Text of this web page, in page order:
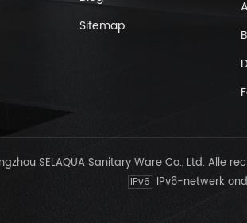
Sitemap
SELAQUA Sanitary Ware Co., Ltd. Alle
IPv6 IPv6-netwerk